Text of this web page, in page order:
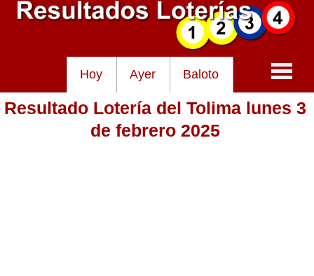
Hoy Ayer Baloto
Baloto
Resultado Lotería del Tolima lunes 3
de febrero 2025